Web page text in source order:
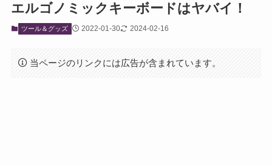
エルゴノミックキーボードはヤバイ！
ツール＆グッズ 2022-01-30 2024-02-16
当ページのリンクには広告が含まれています。